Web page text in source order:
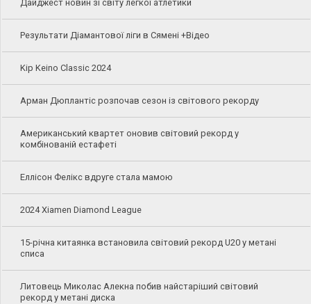
Дайджест новин зі світу легкої атлетики
Результати Діамантової ліги в Сямені +Відео
Kip Keino Classic 2024
Арман Дюплантіс розпочав сезон із світового рекорду
Американський квартет оновив світовий рекорд у
комбінованій естафеті
Еллісон Фелікс вдруге стала мамою
2024 Xiamen Diamond League
15-річна китаянка встановила світовий рекорд U20 у метані
списа
Литовець Миколас Алекна побив найстаріший світовий
рекорд у метані диска